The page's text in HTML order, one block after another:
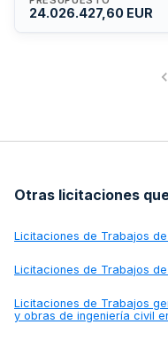
24.026.427,60 EUR
Otras licitaciones
Licitaciones de Trabajos
Licitaciones de Trabajos
Licitaciones de Trabajos
y obras de ingeniería civil